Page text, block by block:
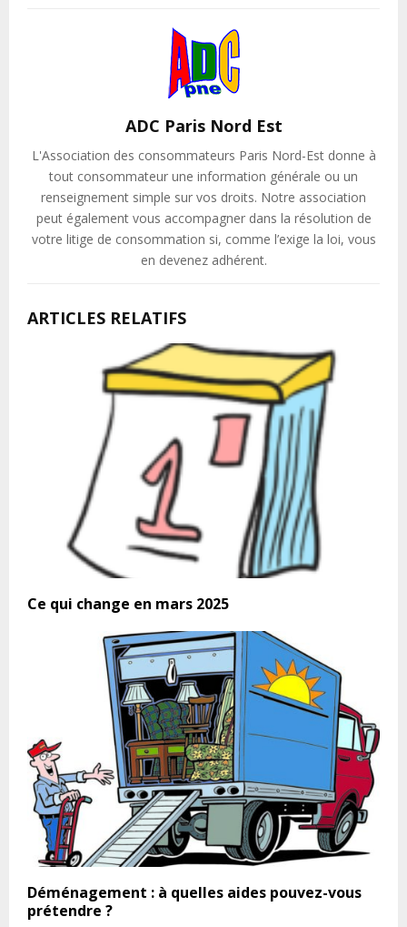
ADC Paris Nord Est
L'Association des consommateurs Paris Nord-Est donne à
tout consommateur une information générale ou un
renseignement simple sur vos droits. Notre association
peut également vous accompagner dans la résolution de
votre litige de consommation si, comme l’exige la loi, vous
en devenez adhérent.
ARTICLES RELATIFS
Ce qui change en mars 2025
Déménagement : à quelles aides pouvez-vous
prétendre ?